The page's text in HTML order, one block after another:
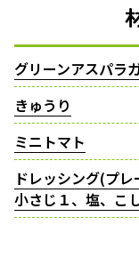
グリーンアスパラ
きゅうり
ミニトマト
ドレッシング(プ
小さじ１、塩、こ